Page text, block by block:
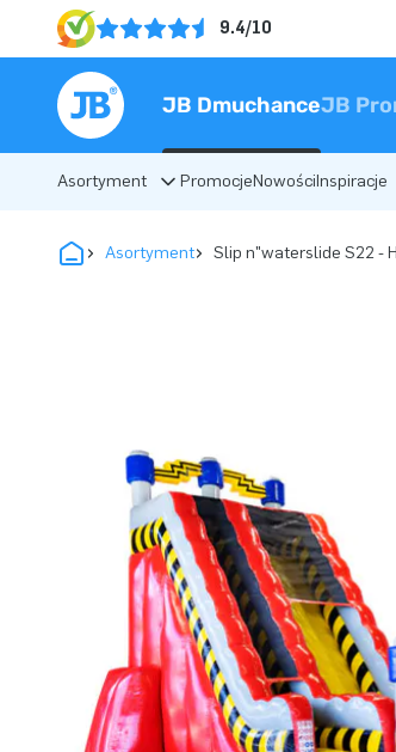
9.4/10
JB DmuchanceJB
Asortyment PromocjeNowościInspiracje
Asortyment Slip n"waterslide S22 -